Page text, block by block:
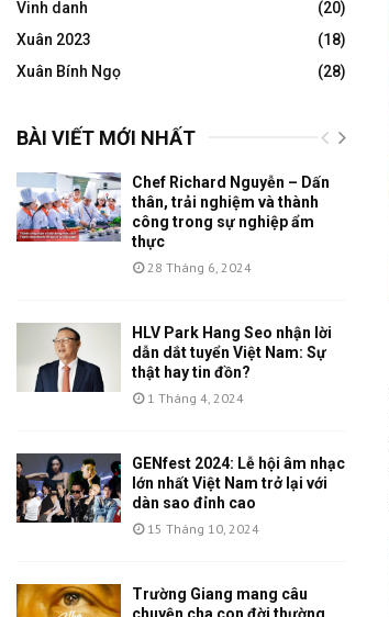
Vinh danh
(20)
Xuân 2023
(18)
Xuân Bính Ngọ
(28)
BÀI VIẾT MỚI NHẤT
Chef Richard Nguyễn – Dấn
thân, trải nghiệm và thành
công trong sự nghiệp ẩm
thực
28 Tháng 6, 2024
HLV Park Hang Seo nhận lời
dẫn dắt tuyển Việt Nam: Sự
thật hay tin đồn?
1 Tháng 4, 2024
GENfest 2024: Lễ hội âm nhạc
lớn nhất Việt Nam trở lại với
dàn sao đỉnh cao
15 Tháng 10, 2024
Trường Giang mang câu